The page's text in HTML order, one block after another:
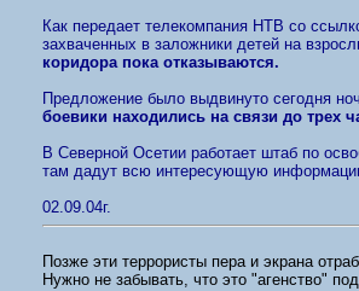
Как передает телекомпания НТВ со
захваченных в заложники детей на
коридора пока отказываются.
Предложение было выдвинуто сегодня
боевики находились на связи до трех
В Северной Осетии работает штаб по
там дадут всю интересующую
02.09.04г.
Позже эти террористы пера и экрана
Нужно не забывать, что это "агенство"